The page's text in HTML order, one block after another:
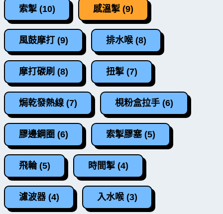
索掣 (10) 感溫掣 (9)
風鼓摩打 (9) 排水喉 (8)
摩打碳刷 (8) 扭掣 (7)
焗乾發熱線 (7) 梘粉盒拉手 (6)
膠邊鋼圈 (6) 索掣膠塞 (5)
飛輪 (5) 時間掣 (4)
濾波器 (4) 入水喉 (3)